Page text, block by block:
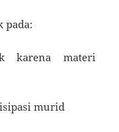
pada:
karena materi
murid